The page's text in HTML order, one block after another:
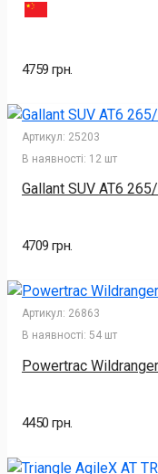
4759 грн.
Артикул: 25203
В наявності: 12 шт
Gallant SUV AT6
4709 грн.
Артикул: 26863
В наявності: 54 шт
Powertrac
4450 грн.